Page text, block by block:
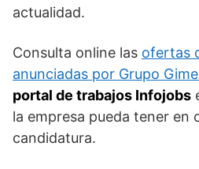
actualidad.
Consulta online las ofertas
anunciadas por Grupo
portal de trabajos Infojobs
la empresa pueda tener en
candidatura.